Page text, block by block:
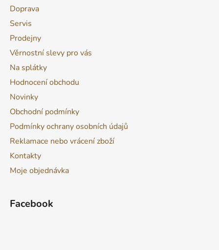
Doprava
Servis
Prodejny
Věrnostní slevy pro vás
Na splátky
Hodnocení obchodu
Novinky
Obchodní podmínky
Podmínky ochrany osobních údajů
Reklamace nebo vrácení zboží
Kontakty
Moje objednávka
Facebook